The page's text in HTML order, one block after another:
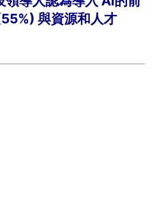
與資源和人才